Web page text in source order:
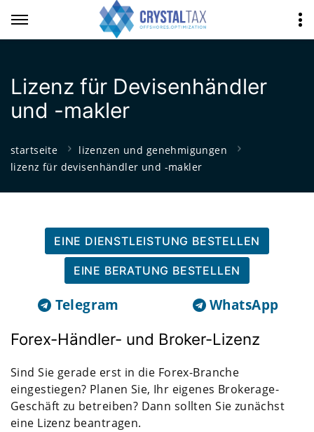
Lizenz für Devisenhändler
und -makler
startseite
lizenzen und genehmigungen
lizenz für devisenhändler und -makler
EINE DIENSTLEISTUNG BESTELLEN
EINE BERATUNG BESTELLEN
Telegram WhatsApp
Forex-Händler- und Broker-Lizenz
Sind Sie gerade erst in die Forex-Branche
eingestiegen? Planen Sie, Ihr eigenes Brokerage-
Geschäft zu betreiben? Dann sollten Sie zunächst
eine Lizenz beantragen.